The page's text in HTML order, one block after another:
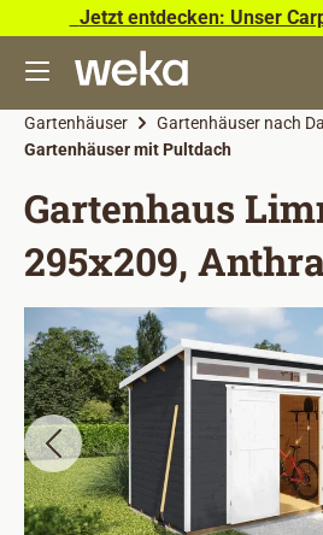
Zum Hauptinhalt springen
Jetzt entdecken: Unser
Gartenhäuser
Gartenhäuser nach
Gartenhäuser mit Pultdach
Gartenhaus
295x209,
Bildergalerie überspringen